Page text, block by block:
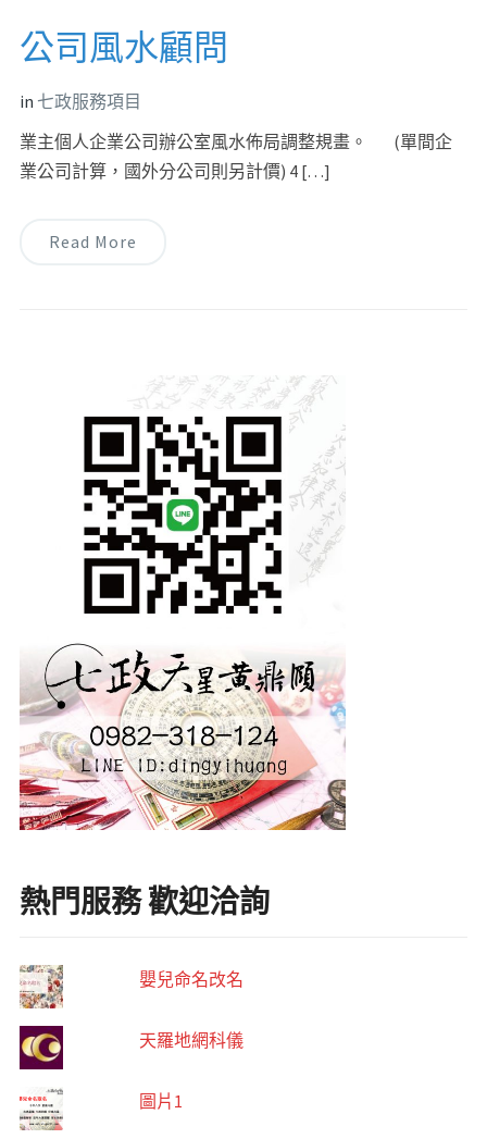
公司風水顧問
in 七政服務項目
業主個人企業公司辦公室風水佈局調整規畫。 (單間企
業公司計算，國外分公司則另計價) 4 […]
Read More
熱門服務 歡迎洽詢
嬰兒命名改名
天羅地網科儀
圖片1